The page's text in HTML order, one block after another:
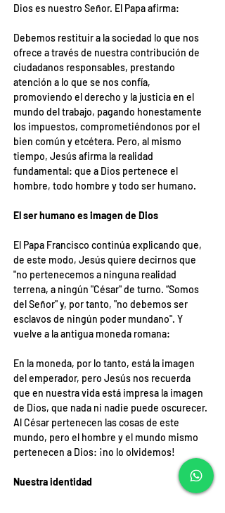
Dios es nuestro Señor. El Papa afirma:
Debemos restituir a la sociedad lo que nos
ofrece a través de nuestra contribución de
ciudadanos responsables, prestando
atención a lo que se nos confía,
promoviendo el derecho y la justicia en el
mundo del trabajo, pagando honestamente
los impuestos, comprometiéndonos por el
bien común y etcétera. Pero, al mismo
tiempo, Jesús afirma la realidad
fundamental: que a Dios pertenece el
hombre, todo hombre y todo ser humano.
El ser humano es imagen de Dios
El Papa Francisco continúa explicando que,
de este modo, Jesús quiere decirnos que
"no pertenecemos a ninguna realidad
terrena, a ningún "César" de turno. “Somos
del Señor" y, por tanto, "no debemos ser
esclavos de ningún poder mundano". Y
vuelve a la antigua moneda romana:
En la moneda, por lo tanto, está la imagen
del emperador, pero Jesús nos recuerda
que en nuestra vida está impresa la imagen
de Dios, que nada ni nadie puede oscurecer.
Al César pertenecen las cosas de este
mundo, pero el hombre y el mundo mismo
pertenecen a Dios: ¡no lo olvidemos!
Nuestra identidad